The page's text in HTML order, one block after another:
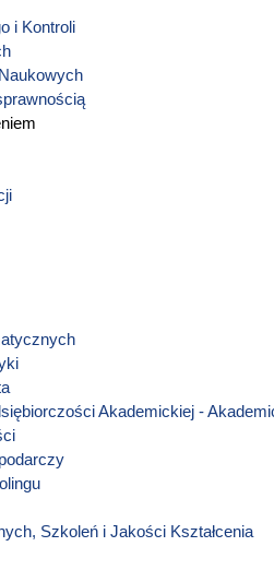
i Kontroli
Akademickiej -
Szkoleń i Jakości Kształcenia